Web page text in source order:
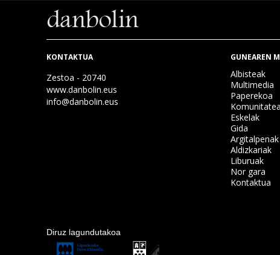
KONTAKTUA
Zestoa - 20740
www.danbolin.eus
info@danbolin.eus
GUNEAREN
Albisteak
Multimedia
Paperekoa
Komunitatea
Eskelak
Gida
Argitalpenak
Aldizkariak
Liburuak
Nor gara
Kontaktua
Diruz lagundutakoa